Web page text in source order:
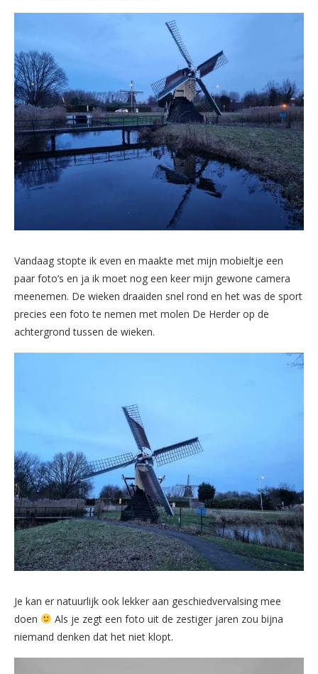
Vandaag stopte ik even en maakte met mijn mobieltje een
paar foto’s en ja ik moet nog een keer mijn gewone camera
meenemen. De wieken draaiden snel rond en het was de sport
precies een foto te nemen met molen De Herder op de
achtergrond tussen de wieken.
Je kan er natuurlijk ook lekker aan geschiedvervalsing mee
doen
Als je zegt een foto uit de zestiger jaren zou bijna
niemand denken dat het niet klopt.